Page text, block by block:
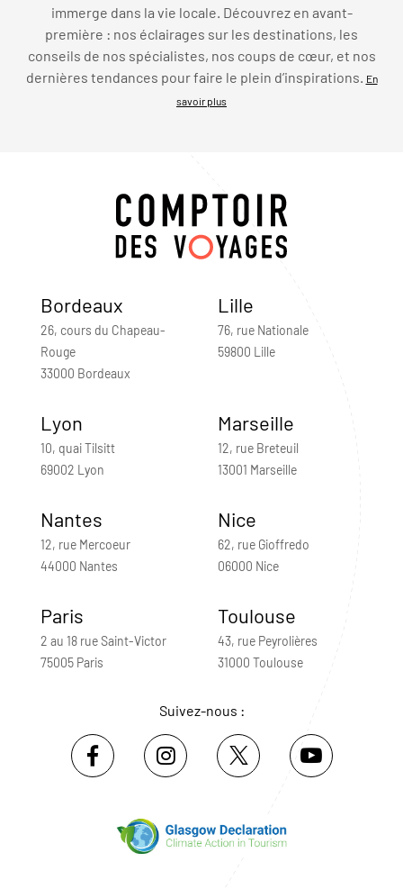
immerge dans la vie locale. Découvrez en avant-
première : nos éclairages sur les destinations, les
conseils de nos spécialistes, nos coups de cœur, et nos
dernières tendances pour faire le plein d’inspirations. En
savoir plus
Bordeaux
26, cours du Chapeau-
Rouge
33000 Bordeaux
Lille
76, rue Nationale
59800 Lille
Lyon
10, quai Tilsitt
69002 Lyon
Marseille
12, rue Breteuil
13001 Marseille
Nantes
12, rue Mercoeur
44000 Nantes
Nice
62, rue Gioffredo
06000 Nice
Paris
2 au 18 rue Saint-Victor
75005 Paris
Toulouse
43, rue Peyrolières
31000 Toulouse
Suivez-nous :